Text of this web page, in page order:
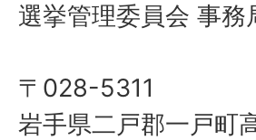
選挙管理委員会 事務
〒028-5311
岩手県二戸郡一戸町